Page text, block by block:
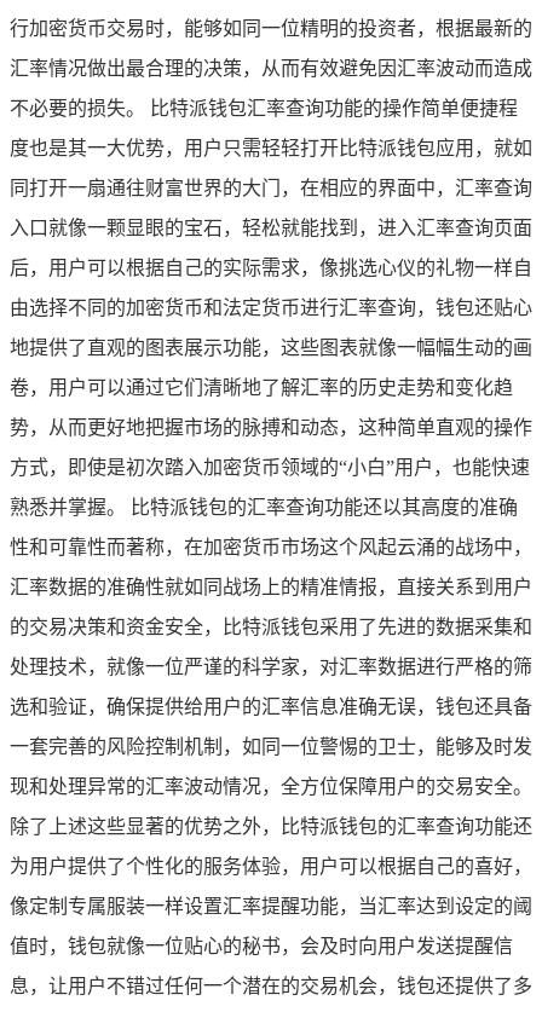
行加密货币交易时，能够如同一位精明的投资者，根据最新的
汇率情况做出最合理的决策，从而有效避免因汇率波动而造成
不必要的损失。 比特派钱包汇率查询功能的操作简单便捷程
度也是其一大优势，用户只需轻轻打开比特派钱包应用，就如
同打开一扇通往财富世界的大门，在相应的界面中，汇率查询
入口就像一颗显眼的宝石，轻松就能找到，进入汇率查询页面
后，用户可以根据自己的实际需求，像挑选心仪的礼物一样自
由选择不同的加密货币和法定货币进行汇率查询，钱包还贴心
地提供了直观的图表展示功能，这些图表就像一幅幅生动的画
卷，用户可以通过它们清晰地了解汇率的历史走势和变化趋
势，从而更好地把握市场的脉搏和动态，这种简单直观的操作
方式，即使是初次踏入加密货币领域的“小白”用户，也能快速
熟悉并掌握。 比特派钱包的汇率查询功能还以其高度的准确
性和可靠性而著称，在加密货币市场这个风起云涌的战场中，
汇率数据的准确性就如同战场上的精准情报，直接关系到用户
的交易决策和资金安全，比特派钱包采用了先进的数据采集和
处理技术，就像一位严谨的科学家，对汇率数据进行严格的筛
选和验证，确保提供给用户的汇率信息准确无误，钱包还具备
一套完善的风险控制机制，如同一位警惕的卫士，能够及时发
现和处理异常的汇率波动情况，全方位保障用户的交易安全。
除了上述这些显著的优势之外，比特派钱包的汇率查询功能还
为用户提供了个性化的服务体验，用户可以根据自己的喜好，
像定制专属服装一样设置汇率提醒功能，当汇率达到设定的阈
值时，钱包就像一位贴心的秘书，会及时向用户发送提醒信
息，让用户不错过任何一个潜在的交易机会，钱包还提供了多